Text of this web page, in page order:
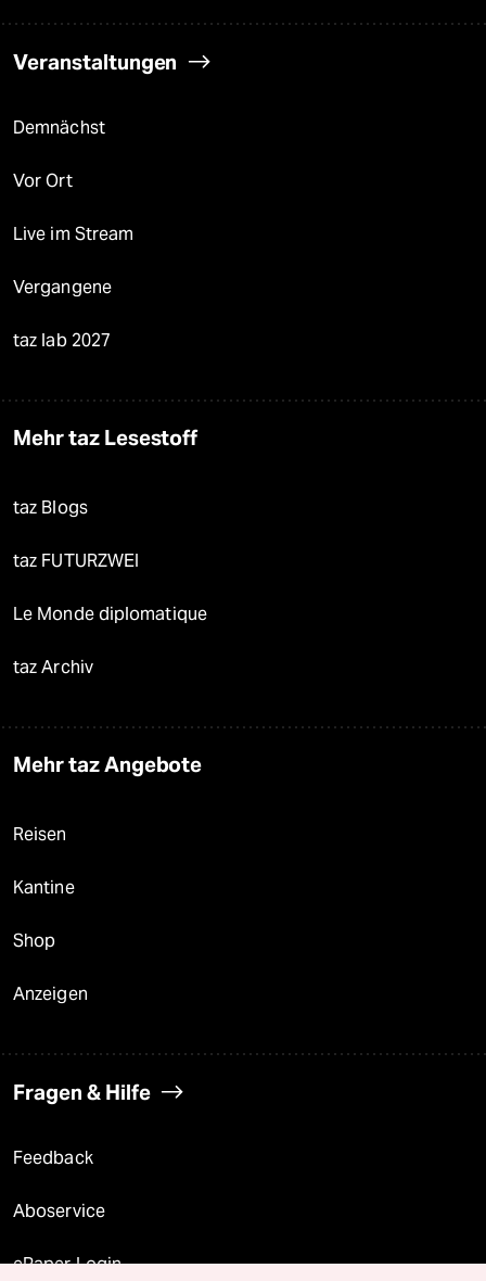
Veranstaltungen
Demnächst
Vor Ort
Live im Stream
Vergangene
taz lab 2027
Mehr taz Lesestoff
taz Blogs
taz FUTURZWEI
Le Monde diplomatique
taz Archiv
Mehr taz Angebote
Reisen
Kantine
Shop
Anzeigen
Fragen & Hilfe
Feedback
Aboservice
ePaper Login